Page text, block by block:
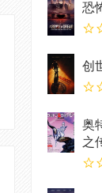
恐
创
奥
之